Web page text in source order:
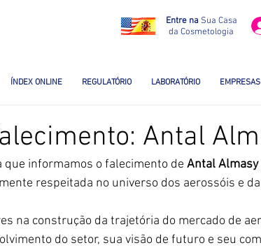
Entre na Sua Casa
da Cosmetologia
ÍNDEX ONLINE REGULATÓRIO LABORATÓRIO EMPRESAS
Antal
que informamos o falecimento de Antal Almasy
respeitada no universo dos aerossóis e
na construção da trajetória do mercado de
do setor, sua visão de futuro e seu